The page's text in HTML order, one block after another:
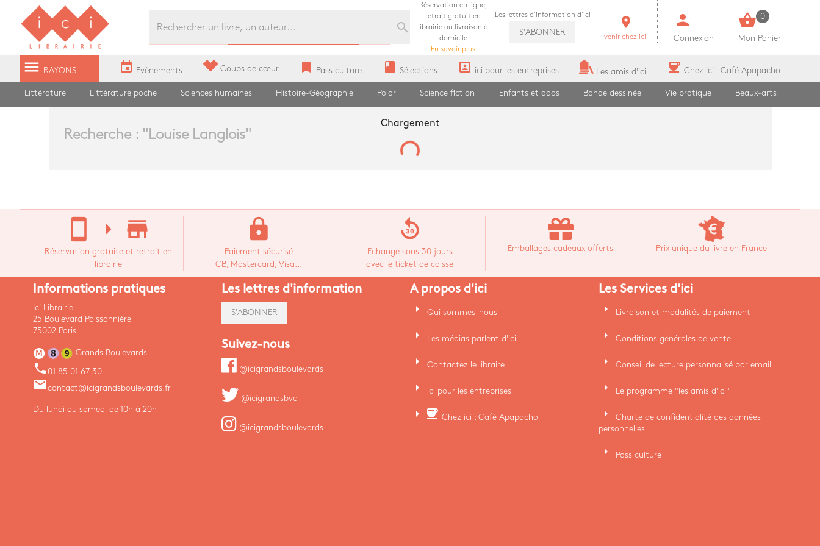
Librairie Ici Grands Boulevards
search
Réservation en ligne,
retrait gratuit en
librairie ou livraison à
domicile
En savoir plus
Les lettres d'information d'ici
S'ABONNER
room
venir chez ici
person
Connexion
shopping_basket 0
Mon Panier
menu RAYONS event Evènements Coups de cœur bookmark Pass culture book Sélections portrait ici pour les entreprises Les amis d'ici coffee Chez ici : Café Apapacho
Littérature Littérature poche Sciences humaines Histoire-Géographie Polar Science fiction Enfants et ados Bande dessinée Vie pratique Beaux-arts
Recherche : " Louise Langlois"
Chargement
stay_current_portrait arrow_right store_mall_directory
Réservation gratuite et retrait en
librairie
lock
Paiement sécurisé
CB, Mastercard, Visa...
replay_30
Echange sous 30 jours
avec le ticket de caisse
Emballages cadeaux offerts Prix unique du livre en France
Informations pratiques
Ici Librairie
25 Boulevard Poissonnière
75002 Paris
Grands Boulevards
phone 01 85 01 67 30
emailcontact@icigrandsboulevards.fr
Du lundi au samedi de 10h à 20h
Les lettres d'information
S'ABONNER
Suivez-nous
@icigrandsboulevards
@icigrandsbvd
@icigrandsboulevards
A propos d'ici
arrow_right Qui sommes-nous
arrow_right Les médias parlent d'ici
arrow_right Contactez le libraire
arrow_right ici pour les entreprises
arrow_right coffee Chez ici : Café Apapacho
Les Services d'ici
arrow_right Livraison et modalités de paiement
arrow_right Conditions générales de vente
arrow_right Conseil de lecture personnalisé par email
arrow_right Le programme "les amis d'ici"
arrow_right
Charte de confidentialité des données
personnelles
arrow_right Pass culture